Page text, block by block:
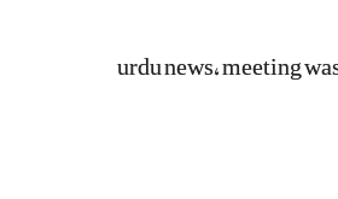
urdu news, meeting